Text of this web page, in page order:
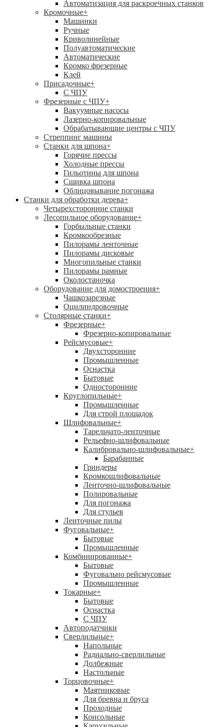
Автоматизация для раскроечных станков
Кромочные+
Машинки
Ручные
Криволинейные
Полуавтоматические
Автоматические
Кромко фрезерные
Клей
Присадочные+
С ЧПУ
Фрезерные с ЧПУ+
Вакуумные насосы
Лазерно-копировальные
Обрабатывающие центры с ЧПУ
Стреппинг машины
Станки для шпона+
Горячие прессы
Холодные прессы
Гильотины для шпона
Сшивка шпона
Облицовывание погонажа
Станки для обработки дерева+
Четырехсторонние станки
Лесопильное оборудование+
Горбыльные станки
Кромкообрезные
Пилорамы ленточные
Пилорамы дисковые
Многопильные станки
Пилорамы рамные
Околостаночка
Оборудование для домостроения+
Чашкозарезные
Оцилиндровочные
Столярные станки+
Фрезерные+
Фрезерно-копировальные
Рейсмусовые+
Двухсторонние
Промышленные
Оснастка
Бытовые
Односторонние
Круглопильные+
Промышленные
Для строй площадок
Шлифовальные+
Тарельчато-ленточные
Рельефно-шлифовальные
Калибровально-шлифовальные+
Барабанные
Гриндеры
Кромкошлифовальные
Ленточно-шлифовальные
Полировальные
Для погонажа
Для стульев
Ленточные пилы
Фуговальные+
Бытовые
Промышленные
Комбинированные+
Бытовые
Фуговально рейсмусовые
Промышленные
Токарные+
Бытовые
Оснастка
С ЧПУ
Автоподатчики
Сверлильные+
Напольные
Радиально-сверлильные
Долбежные
Настольные
Торцовочные+
Маятниковые
Для бревна и бруса
Проходные
Консольные